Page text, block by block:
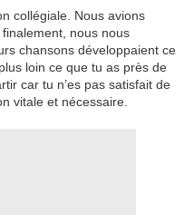
collégiale. Nous avions
nous nous
chansons développaient ce
loin ce que tu as près de
car tu n’es pas satisfait de
vitale et nécessaire.